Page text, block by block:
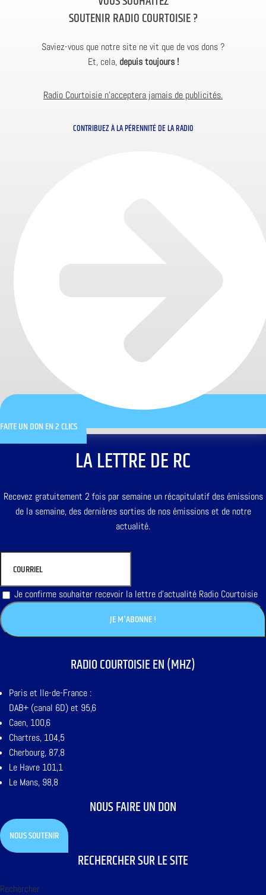
SOUTENIR RADIO COURTOISIE ?
Saviez-vous que notre site ne vit que de vos dons ?
Et, cela, depuis toujours !
Radio Courtoisie n’acceptera jamais de publicités.
CONTRIBUEZ À LA PÉRENNITÉ DE LA RADIO
FAITE UN DON EN 2 CLICS
LA LETTRE DE RC
Recevez gratuitement 2 fois par semaine un récapitulatif des émissions
de la semaine, des dernières sorties de nos émissions et de notre
actualité.
Je confirme souhaiter recevoir la lettre d'actualité Radio Courtoisie
RADIO COURTOISIE EN (MHZ)
Paris et Ile-de-France :
DAB+ (canal 6D) et 95,6
Caen, 100,6
Chartres, 104,5
Cherbourg, 87,8
Le Havre 101,1
Le Mans, 98,8
NOUS FAIRE UN DON
NOUS SOUTENIR
RECHERCHER SUR LE SITE
Rechercher